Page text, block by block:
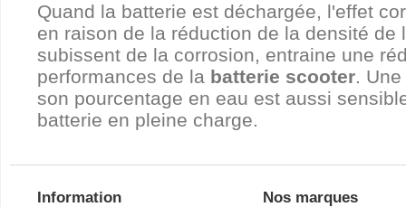
Quand la batterie est déchargée, l'effet
en raison de la réduction de la densité
subissent de la corrosion, entraine une
performances de la batterie scooter.
son pourcentage en eau est aussi
batterie en pleine charge.
Information Nos marques